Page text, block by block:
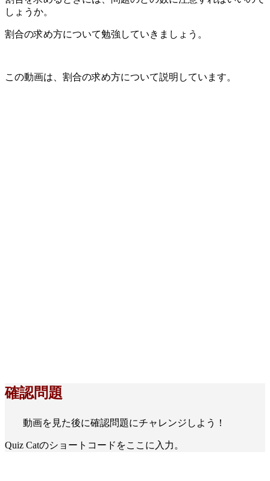
しょうか。
割合の求め方について勉強していきましょう。
この動画は、割合の求め方について説明しています。
確認問題
動画を見た後に確認問題にチャレンジしよう！
Quiz Catのショートコードをここに入力。